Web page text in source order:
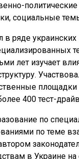
социальные
в ряде
лет изучает
400 тест-
по
по теме
в Украине